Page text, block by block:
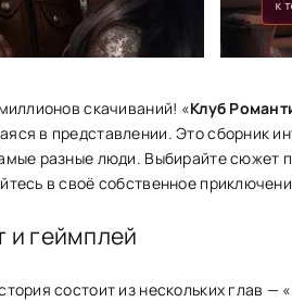
скачиваний! «Клуб
в представлении. Это сборник
разные люди. Выбирайте сюжет
в своё собственное
геймплей
состоит из нескольких глав —